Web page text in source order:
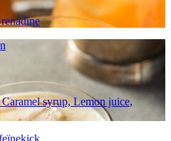
syrup, Lemon juice,